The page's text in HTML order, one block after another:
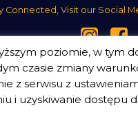
Connected, Visit our Social
poziomie, w tym
czasie zmiany
z serwisu z
i uzyskiwanie dostępu